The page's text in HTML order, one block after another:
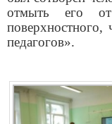
отмыть его
поверхностного,
педагогов».